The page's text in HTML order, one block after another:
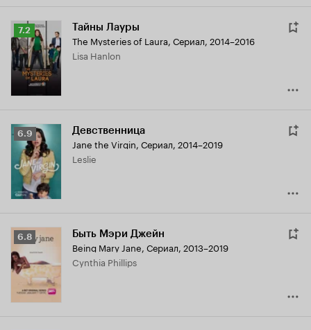
Рейтинг
Кинопоиска
7.2
7.2 Тайны Лауры
The Mysteries of Laura, Сериал, 2014–2016
Lisa Hanlon
Рейтинг
Кинопоиска
6.9
6.9 Девственница
Jane the Virgin, Сериал, 2014–2019
Leslie
Рейтинг
Кинопоиска
6.8
6.8 Быть Мэри Джейн
Being Mary Jane, Сериал, 2013–2019
Cynthia Phillips